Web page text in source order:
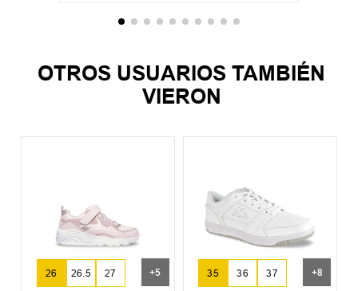
OTROS USUARIOS TAMBIÉN
VIERON
26 26.5 27 +5 35 36 37 +8